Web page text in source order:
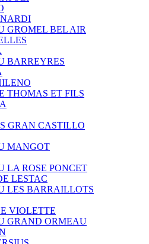
GROMEL BEL AIR
BARREYRES
THOMAS ET FILS
GRAN CASTILLO
MANGOT
LA ROSE PONCET
LESTAC
LES BARRAILLOTS
VIOLETTE
GRAND ORMEAU